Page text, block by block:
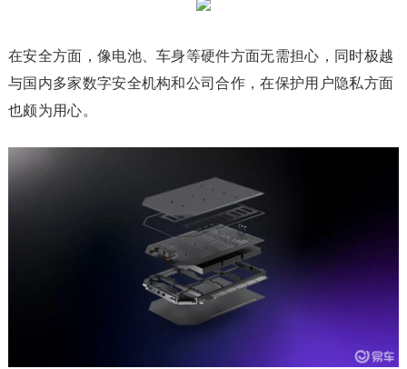
在安全方面，像电池、车身等硬件方面无需担心，同时极越
与国内多家数字安全机构和公司合作，在保护用户隐私方面
也颇为用心。‍‍‍‍‍‍‍